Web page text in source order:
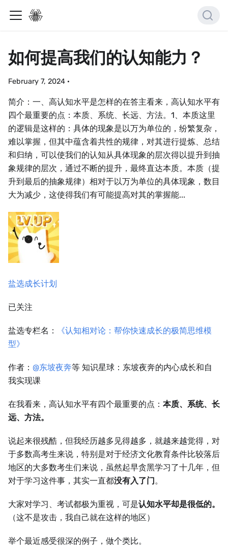
如何提高我们的认知能力？
February 7, 2024 ·
简介：一、高认知水平是怎样的在答主看来，高认知水平有
四个最重要的点：本质、系统、长远、方法。1、本质这里
的逻辑是这样的：具体的现象是以万为单位的，纷繁复杂，
难以掌握，但其中蕴含着共性的规律，对其进行提炼、总结
和归纳，可以使我们的认知从具体现象的层次得以提升到抽
象规律的层次，通过不断的提升，最终直达本质。本质（提
升到最后的抽象规律）相对于以万为单位的具体现象，数目
大为减少，这使得我们有可能提高对其的掌握能...
盐选成长计划
已关注
盐选专栏名：
《认知相对论：帮你快速成长的极简思维模
型》
作者： @东坡夜奔等 知识星球：东坡夜奔的内心成长和自
我实现课
在我看来，高认知水平有四个最重要的点： 本质、系统、长
远、方法。
说起来很残酷，但我经历越多见得越多，就越来越觉得，对
于多数高考生来说，特别是对于经济文化教育条件比较落后
地区的大多数考生们来说，虽然起早贪黑学习了十几年，但
对于学习这件事，其实一直都没有入了门。
大家对学习、考试都极为重视，可是认知水平却是很低的。
（这不是攻击，我自己就在这样的地区）
举个最近感受很深的例子，做个类比。